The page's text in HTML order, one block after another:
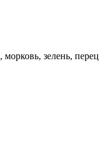
зелень, перец